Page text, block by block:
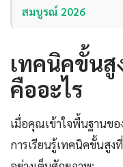
สมบูรณ์ 2026
เทคนิคขั้นสู
คืออะไร
เมื่อคุณเข้าใจพื้นฐานขอ
การเรียนรู้เทคนิคขั้นสูง